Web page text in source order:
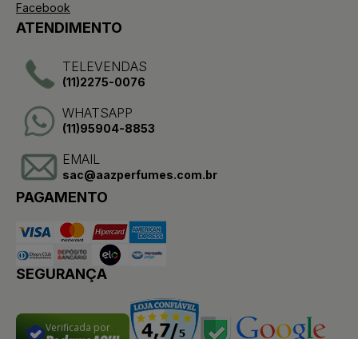
Facebook
ATENDIMENTO
TELEVENDAS
(11)2275-0076
WHATSAPP
(11)95904-8853
EMAIL
sac@aazperfumes.com.br
PAGAMENTO
SEGURANÇA
Verificada por